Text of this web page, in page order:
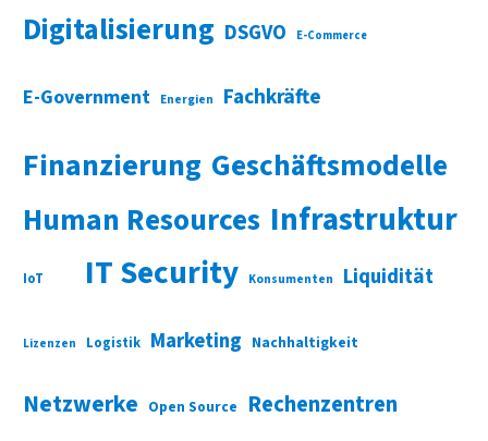
Digitalisierung DSGVO E-Commerce
E-Government Energien Fachkräfte
Finanzierung Geschäftsmodelle
Human Resources Infrastruktur
IoT IT Security Konsumenten Liquidität
Lizenzen Logistik Marketing Nachhaltigkeit
Netzwerke Open Source Rechenzentren